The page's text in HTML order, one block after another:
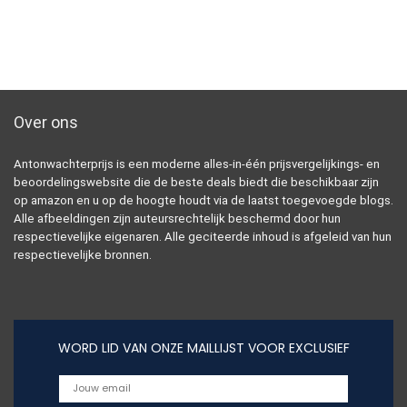
Over ons
Antonwachterprijs is een moderne alles-in-één prijsvergelijkings- en
beoordelingswebsite die de beste deals biedt die beschikbaar zijn
op amazon en u op de hoogte houdt via de laatst toegevoegde blogs.
Alle afbeeldingen zijn auteursrechtelijk beschermd door hun
respectievelijke eigenaren. Alle geciteerde inhoud is afgeleid van hun
respectievelijke bronnen.
WORD LID VAN ONZE MAILLIJST VOOR EXCLUSIEF